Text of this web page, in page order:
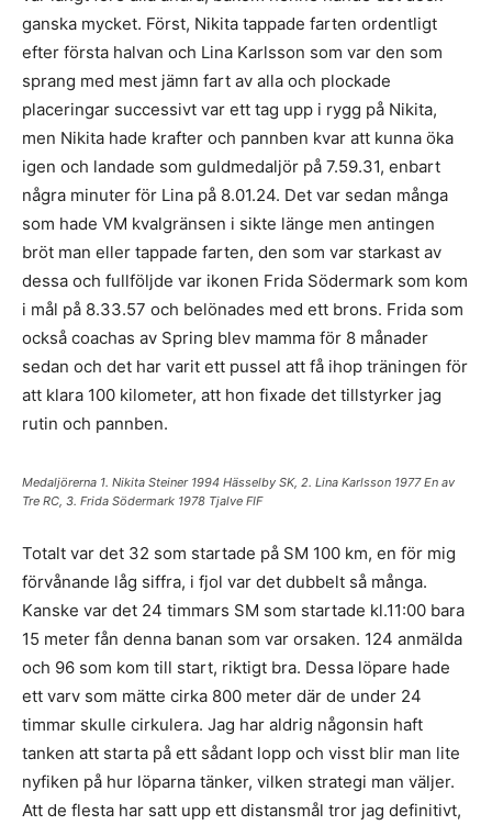
ganska mycket. Först, Nikita tappade farten ordentligt
efter första halvan och Lina Karlsson som var den som
sprang med mest jämn fart av alla och plockade
placeringar successivt var ett tag upp i rygg på Nikita,
men Nikita hade krafter och pannben kvar att kunna öka
igen och landade som guldmedaljör på 7.59.31, enbart
några minuter för Lina på 8.01.24. Det var sedan många
som hade VM kvalgränsen i sikte länge men antingen
bröt man eller tappade farten, den som var starkast av
dessa och fullföljde var ikonen Frida Södermark som kom
i mål på 8.33.57 och belönades med ett brons. Frida som
också coachas av Spring blev mamma för 8 månader
sedan och det har varit ett pussel att få ihop träningen för
att klara 100 kilometer, att hon fixade det tillstyrker jag
rutin och pannben.
Medaljörerna 1. Nikita Steiner 1994 Hässelby SK, 2. Lina Karlsson 1977 En av
Tre RC, 3. Frida Södermark 1978 Tjalve FIF
Totalt var det 32 som startade på SM 100 km, en för mig
förvånande låg siffra, i fjol var det dubbelt så många.
Kanske var det 24 timmars SM som startade kl.11:00 bara
15 meter fån denna banan som var orsaken. 124 anmälda
och 96 som kom till start, riktigt bra. Dessa löpare hade
ett varv som mätte cirka 800 meter där de under 24
timmar skulle cirkulera. Jag har aldrig någonsin haft
tanken att starta på ett sådant lopp och visst blir man lite
nyfiken på hur löparna tänker, vilken strategi man väljer.
Att de flesta har satt upp ett distansmål tror jag definitivt,